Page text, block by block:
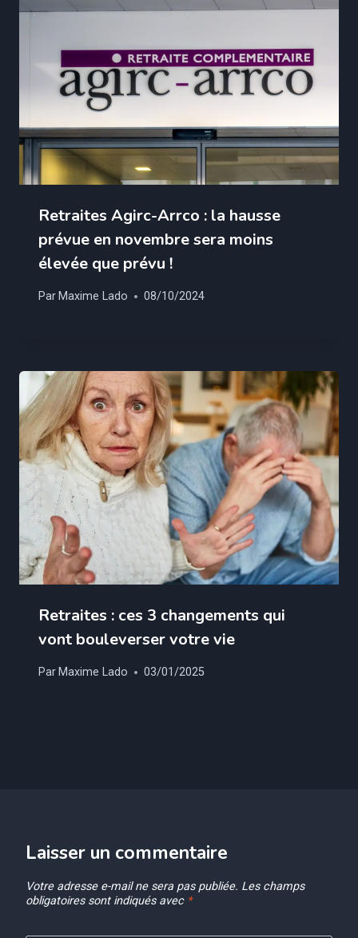
Retraites Agirc-Arrco : la hausse
prévue en novembre sera moins
élevée que prévu !
Par Maxime Lado 08/10/2024
Retraites : ces 3 changements qui
vont bouleverser votre vie
Par Maxime Lado 03/01/2025
Laisser un commentaire
Votre adresse e-mail ne sera pas publiée. Les champs
obligatoires sont indiqués avec *